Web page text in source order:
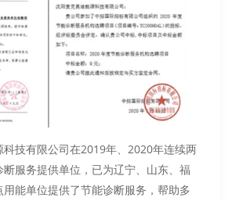
科技有限公司在2019年、2020年连续两
服务提供单位，已为辽宁、山东、福
能单位提供了节能诊断服务，帮助多